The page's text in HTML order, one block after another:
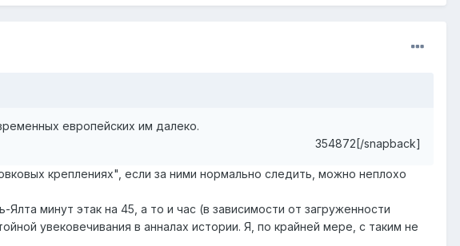
европейских им далеко.
354872[/snapback]
креплениях", если за ними нормально следить, можно неплохо
минут этак на 45, а то и час (в зависимости от загруженности
увековечивания в анналах истории. Я, по крайней мере, с таким не